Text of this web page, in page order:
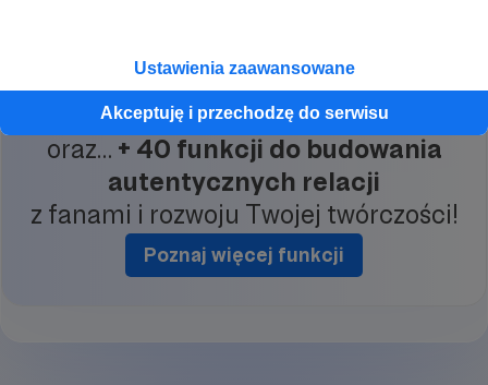
Ustawienia zaawansowane
Akceptuję i przechodzę do serwisu
Zobacz przykład Dwóch Lewych Rąk
oraz… + 40 funkcji do budowania
autentycznych relacji
z fanami i rozwoju Twojej twórczości!
Poznaj więcej funkcji